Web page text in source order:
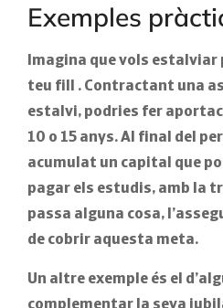
Exemples
Imagina que vols estalviar
teu fill
. Contractant una
estalvi, podries fer
10 o 15 anys. Al final del
acumulat un capital que
pagar els estudis, amb la
passa alguna cosa,
de cobrir aquesta meta.
Un altre exemple és el